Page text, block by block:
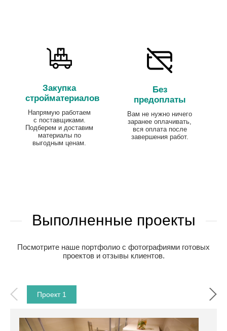
Закупка
стройматериалов
Напрямую работаем
с поставщиками.
Подберем и доставим
материалы по
выгодным ценам.
Без
предоплаты
Вам не нужно ничего
заранее оплачивать,
вся оплата после
завершения работ.
Выполненные проекты
Посмотрите наше портфолио с фотографиями готовых
проектов и отзывы клиентов.
Проект 1